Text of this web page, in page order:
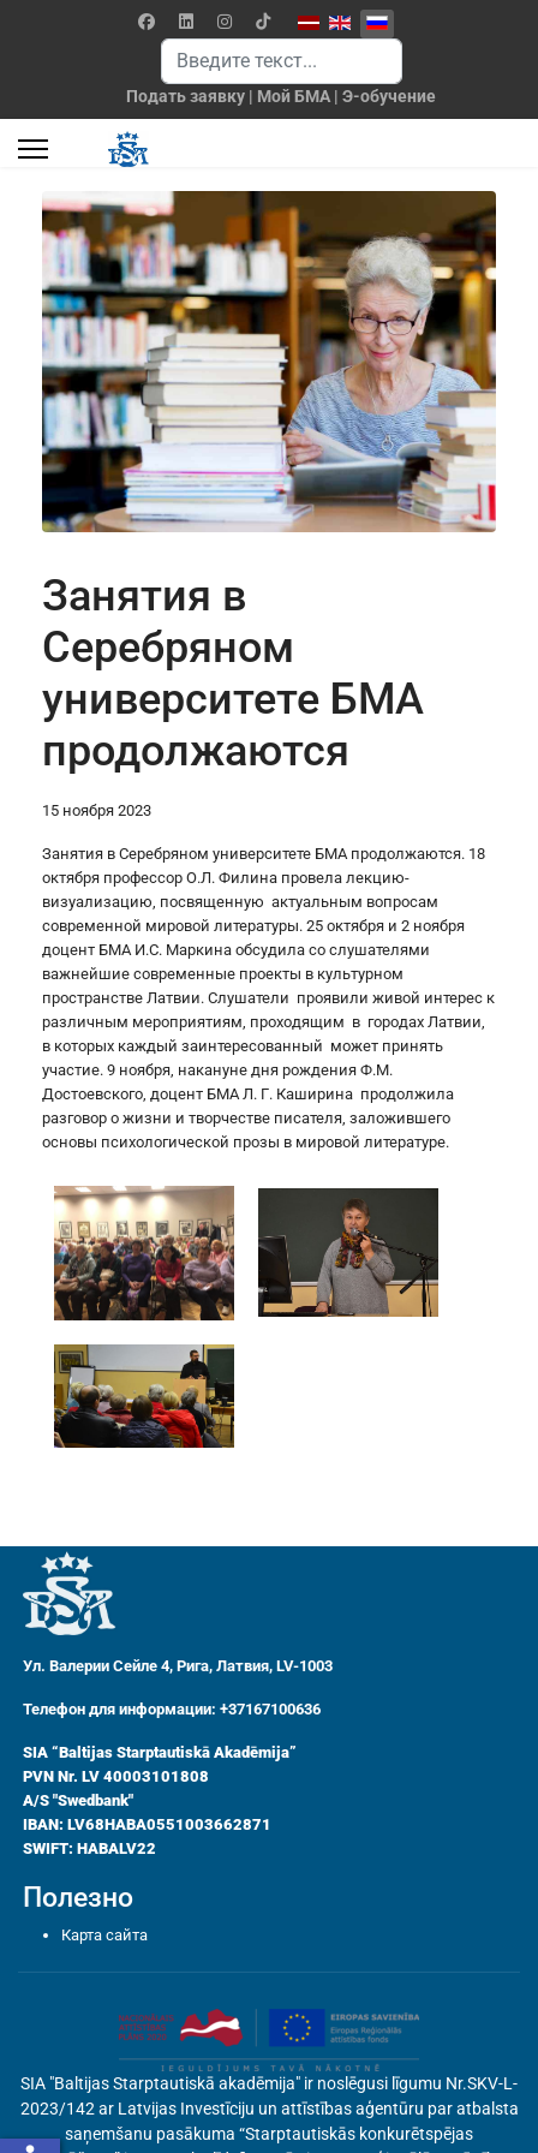
Выберите язык
Поиск
Подать заявку | Мой БМА | Э-обучение
Занятия в
Серебряном
университете БМА
продолжаются
15 ноября 2023
Занятия в Серебряном университете БМА продолжаются. 18
октября профессор О.Л. Филина провела лекцию-
визуализацию, посвященную актуальным вопросам
современной мировой литературы. 25 октября и 2 ноября
доцент БМА И.С. Маркина обсудила со слушателями
важнейшие современные проекты в культурном
пространстве Латвии. Слушатели проявили живой интерес к
различным мероприятиям, проходящим в городах Латвии,
в которых каждый заинтересованный может принять
участие. 9 ноября, накануне дня рождения Ф.М.
Достоевского, доцент БМА Л. Г. Каширина продолжила
разговор о жизни и творчестве писателя, заложившего
основы психологической прозы в мировой литературе.
Ул. Валерии Сейле 4, Рига, Латвия, LV-1003
Телефон для информации: +37167100636
SIA “Baltijas Starptautiskā Akadēmija”
PVN Nr. LV 40003101808
A/S "Swedbank"
IBAN: LV68HABA0551003662871
SWIFT: HABALV22
Полезно
Карта сайта
SIA "Baltijas Starptautiskā akadēmija" ir noslēgusi līgumu Nr.SKV-L-
2023/142 ar Latvijas Investīciju un attīstības aģentūru par atbalsta
saņemšanu pasākuma “Starptautiskās konkurētspējas